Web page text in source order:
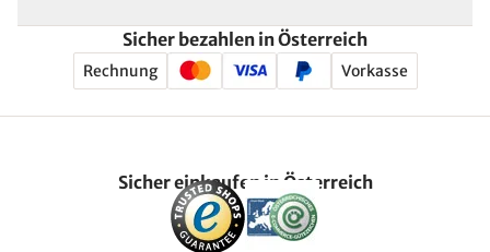
Sicher bezahlen in Österreich
Rechnung Vorkasse
Sicher einkaufen in Österreich